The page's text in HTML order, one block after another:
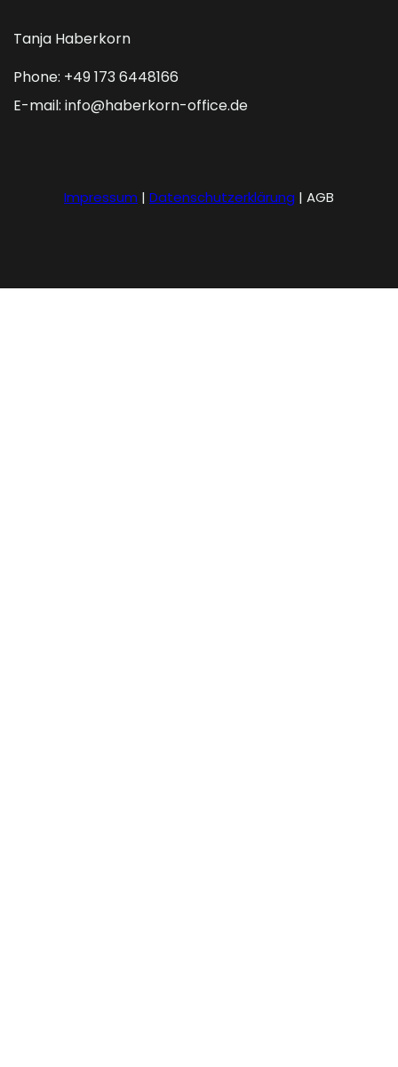
Tanja Haberkorn
Phone: +49 173 6448166
E-mail: info@haberkorn-office.de
Impressum | Datenschutzerklärung | AGB